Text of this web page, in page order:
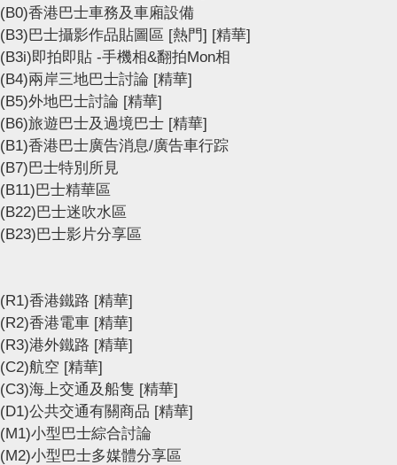
(B0)香港巴士車務及車廂設備
(B3)巴士攝影作品貼圖區 [熱門] [精華]
(B3i)即拍即貼 -手機相&翻拍Mon相
(B4)兩岸三地巴士討論 [精華]
(B5)外地巴士討論 [精華]
(B6)旅遊巴士及過境巴士 [精華]
(B1)香港巴士廣告消息/廣告車行踪
(B7)巴士特別所見
(B11)巴士精華區
(B22)巴士迷吹水區
(B23)巴士影片分享區
(R1)香港鐵路 [精華]
(R2)香港電車 [精華]
(R3)港外鐵路 [精華]
(C2)航空 [精華]
(C3)海上交通及船隻 [精華]
(D1)公共交通有關商品 [精華]
(M1)小型巴士綜合討論
(M2)小型巴士多媒體分享區